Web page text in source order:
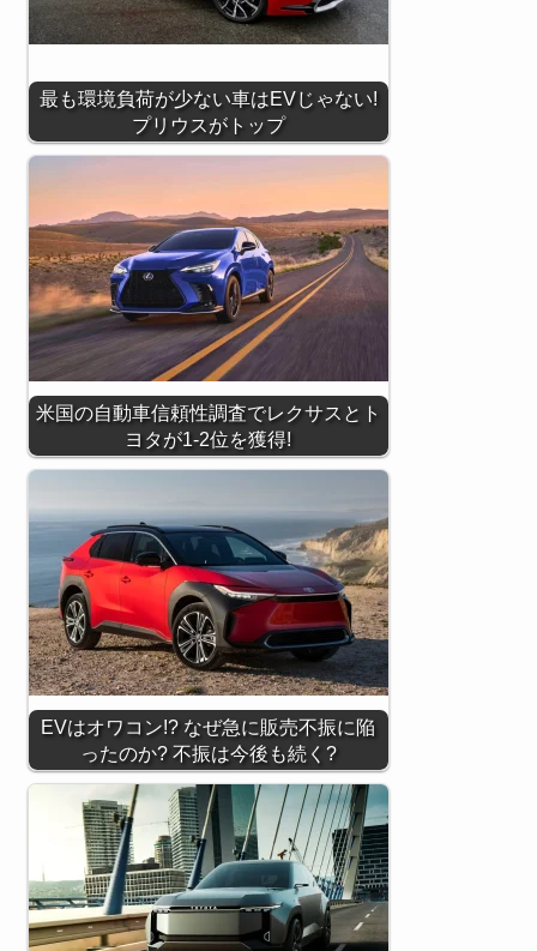
最も環境負荷が少ない車はEVじゃない!
プリウスがトップ
米国の自動車信頼性調査でレクサスとト
ヨタが1-2位を獲得!
EVはオワコン!? なぜ急に販売不振に陥
ったのか? 不振は今後も続く?